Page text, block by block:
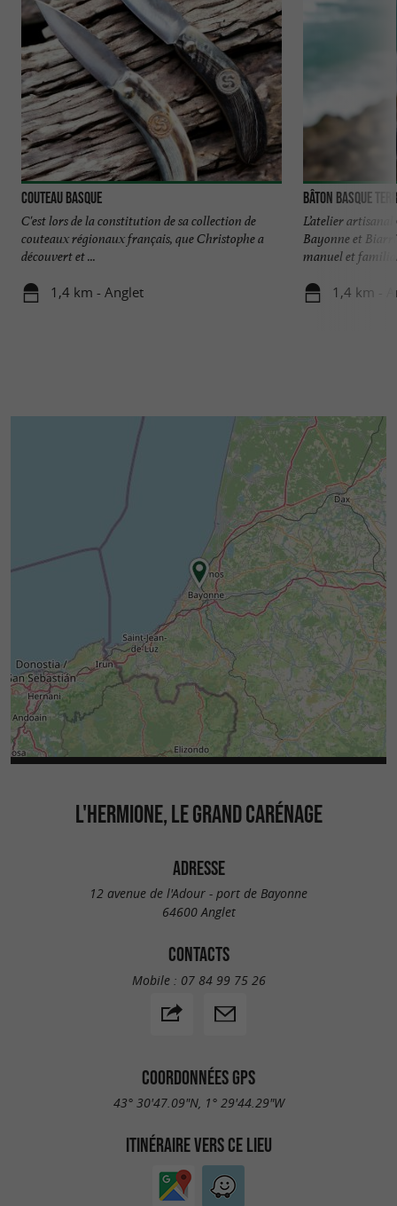
Couteau Basque
C'est lors de la constitution de sa collection de
couteaux régionaux français, que Christophe a
découvert et ...
1,4 km - Anglet
Bâton basque
L’atelier
Bayonne et
manuel et
1,4 km -
L'HERMIONE, LE GRAND CARÉNAGE
ADRESSE
12 avenue de l'Adour - port de Bayonne
64600 Anglet
CONTACTS
Mobile : 07 84 99 75 26
COORDONNÉES GPS
43° 30'47.09"N, 1° 29'44.29"W
ITINÉRAIRE VERS CE LIEU